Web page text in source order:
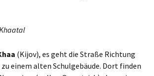
(Kijov), es geht die Straße Richtung
einem alten Schulgebäude. Dort finden